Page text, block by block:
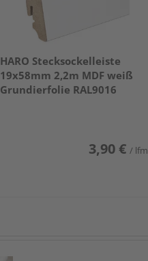
HARO Stecksockelleiste
19x58mm 2,2m MDF weiß
Grundierfolie RAL9016
3,90 € / lfm